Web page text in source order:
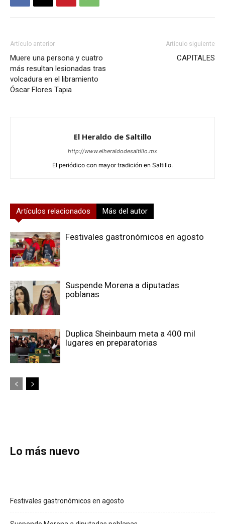
Artículo anterior
Muere una persona y cuatro
más resultan lesionadas tras
volcadura en el libramiento
Óscar Flores Tapia
Artículo siguiente
CAPITALES
El Heraldo de Saltillo
http://www.elheraldodesaltillo.mx
El periódico con mayor tradición en Saltillo.
Artículos relacionados Más del autor
Festivales gastronómicos en agosto
Suspende Morena a diputadas
poblanas
Duplica Sheinbaum meta a 400 mil
lugares en preparatorias
Lo más nuevo
Festivales gastronómicos en agosto